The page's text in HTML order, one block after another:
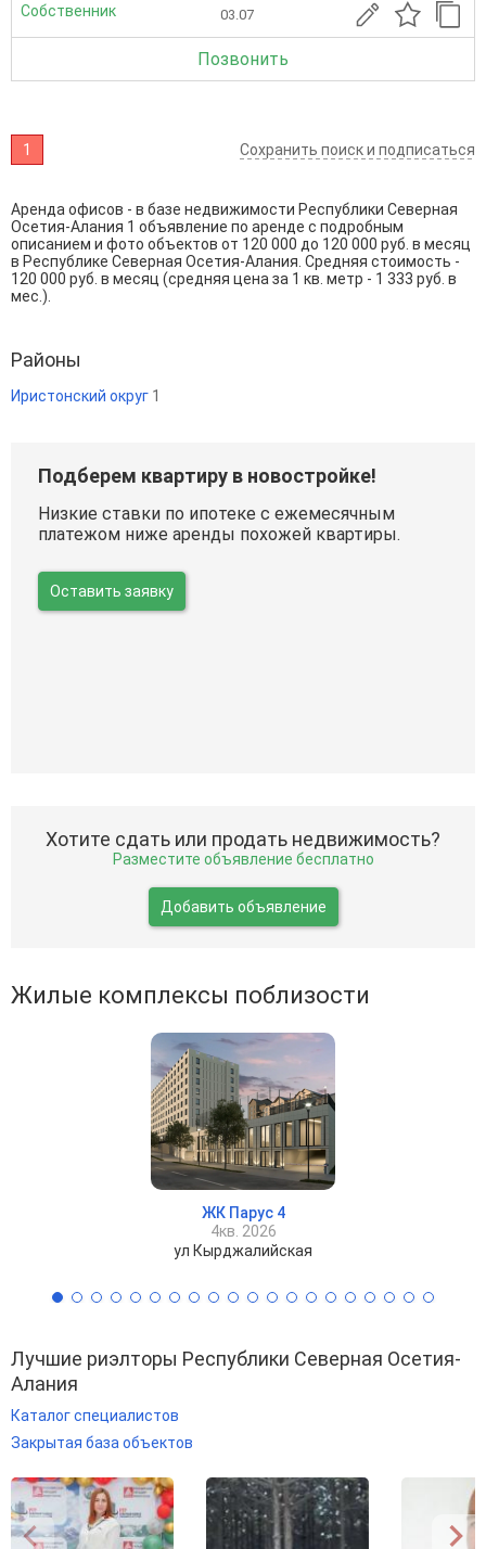
Собственник 03.07
Позвонить
1 Сохранить поиск и подписаться
Аренда офисов - в базе недвижимости Республики Северная
Осетия-Алания 1 объявление по аренде с подробным
описанием и фото объектов от 120 000 до 120 000 руб. в месяц
в Республике Северная Осетия-Алания. Средняя стоимость -
120 000 руб. в месяц (средняя цена за 1 кв. метр - 1 333 руб. в
мес.).
Районы
Иристонский округ 1
Подберем квартиру в новостройке!
Низкие ставки по ипотеке с ежемесячным
платежом ниже аренды похожей квартиры.
Оставить заявку
Хотите сдать или продать недвижимость?
Разместите объявление бесплатно
Добавить объявление
Жилые комплексы поблизости
ЖК Парус 4
4кв. 2026
ул Кырджалийская
Лучшие риэлторы Республики Северная Осетия-
Алания
Каталог специалистов
Закрытая база объектов